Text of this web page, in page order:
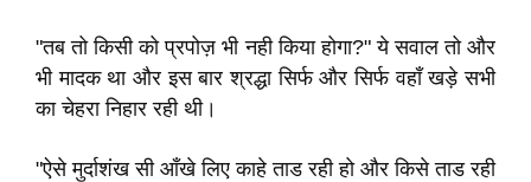
"तब तो किसी को प्रपोज़ भी नही किया होगा?" ये सवाल तो और
भी मादक था और इस बार श्रद्धा सिर्फ और सिर्फ वहाँ खड़े सभी
का चेहरा निहार रही थी।
"ऐसे मुर्दाशंख सी आँखे लिए काहे ताड रही हो और किसे ताड रही